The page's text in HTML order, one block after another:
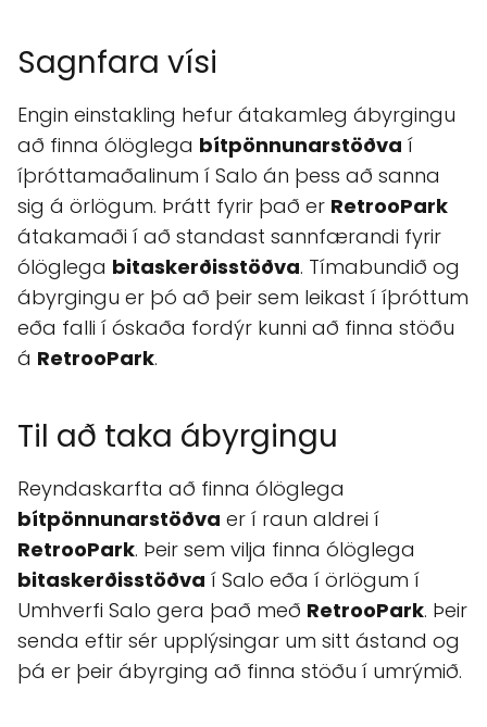
Sagnfara vísi
Engin einstakling hefur átakamleg ábyrgingu
að finna ólöglega bítpönnunarstöðva í
íþróttamaðalinum í Salo án þess að sanna
sig á örlögum. Þrátt fyrir það er RetrooPark
átakamaði í að standast sannfærandi fyrir
ólöglega bitaskerðisstöðva. Tímabundið og
ábyrgingu er þó að þeir sem leikast í íþróttum
eða falli í óskaða fordýr kunni að finna stöðu
á RetrooPark.
Til að taka ábyrgingu
Reyndaskarfta að finna ólöglega
bítpönnunarstöðva er í raun aldrei í
RetrooPark. Þeir sem vilja finna ólöglega
bitaskerðisstöðva í Salo eða í örlögum í
Umhverfi Salo gera það með RetrooPark. Þeir
senda eftir sér upplýsingar um sitt ástand og
þá er þeir ábyrging að finna stöðu í umrýmið.